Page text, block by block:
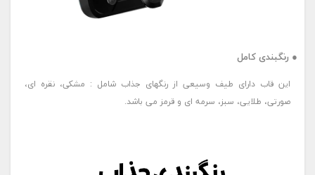
● رنگبندی کامل
این قاب دارای طیف وسیعی از رنگهای جذاب شامل : مشکی، نقره ای،
صورتی، طلایی، سبز، سرمه ای و قرمز می باشد.